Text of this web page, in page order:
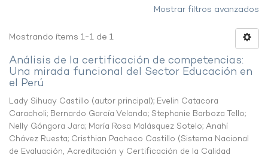
Mostrar filtros avanzados
Mostrando ítems 1-1 de 1
Análisis de la certificación de competencias:
Una mirada funcional del Sector Educación en
el Perú
Lady Sihuay Castillo (autor principal); Evelin Catacora
Caracholi; Bernardo García Velando; Stephanie Barboza Tello;
Nelly Góngora Jara; María Rosa Malásquez Sotelo; Anahí
Chávez Ruesta; Cristhian Pacheco Castillo (Sistema Nacional
de Evaluación, Acreditación y Certificación de la Calidad